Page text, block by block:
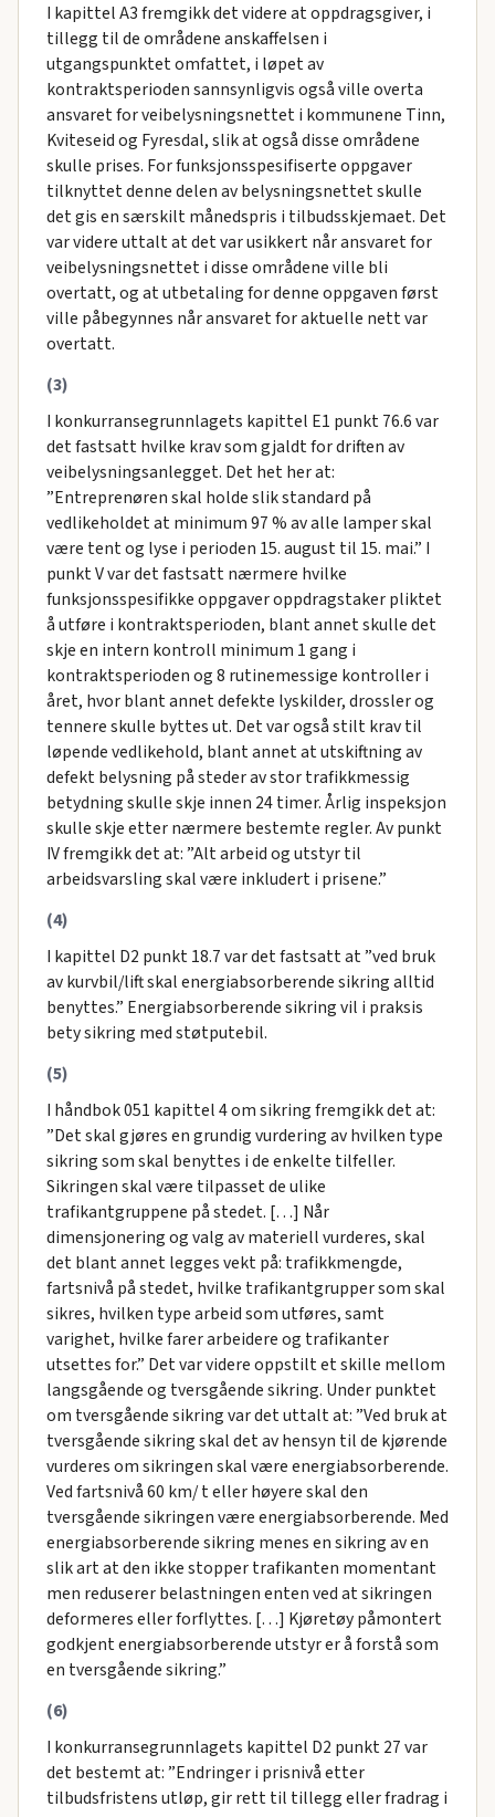
I kapittel A3 fremgikk det videre at oppdragsgiver, i
tillegg til de områdene anskaffelsen i
utgangspunktet omfattet, i løpet av
kontraktsperioden sannsynligvis også ville overta
ansvaret for veibelysningsnettet i kommunene Tinn,
Kviteseid og Fyresdal, slik at også disse områdene
skulle prises. For funksjonsspesifiserte oppgaver
tilknyttet denne delen av belysningsnettet skulle
det gis en særskilt månedspris i tilbudsskjemaet. Det
var videre uttalt at det var usikkert når ansvaret for
veibelysningsnettet i disse områdene ville bli
overtatt, og at utbetaling for denne oppgaven først
ville påbegynnes når ansvaret for aktuelle nett var
overtatt.
(3)
I konkurransegrunnlagets kapittel E1 punkt 76.6 var
det fastsatt hvilke krav som gjaldt for driften av
veibelysningsanlegget. Det het her at:
”Entreprenøren skal holde slik standard på
vedlikeholdet at minimum 97 % av alle lamper skal
være tent og lyse i perioden 15. august til 15. mai.” I
punkt V var det fastsatt nærmere hvilke
funksjonsspesifikke oppgaver oppdragstaker pliktet
å utføre i kontraktsperioden, blant annet skulle det
skje en intern kontroll minimum 1 gang i
kontraktsperioden og 8 rutinemessige kontroller i
året, hvor blant annet defekte lyskilder, drossler og
tennere skulle byttes ut. Det var også stilt krav til
løpende vedlikehold, blant annet at utskiftning av
defekt belysning på steder av stor trafikkmessig
betydning skulle skje innen 24 timer. Årlig inspeksjon
skulle skje etter nærmere bestemte regler. Av punkt
IV fremgikk det at: ”Alt arbeid og utstyr til
arbeidsvarsling skal være inkludert i prisene.”
(4)
I kapittel D2 punkt 18.7 var det fastsatt at ”ved bruk
av kurvbil/lift skal energiabsorberende sikring alltid
benyttes.” Energiabsorberende sikring vil i praksis
bety sikring med støtputebil.
(5)
I håndbok 051 kapittel 4 om sikring fremgikk det at:
”Det skal gjøres en grundig vurdering av hvilken type
sikring som skal benyttes i de enkelte tilfeller.
Sikringen skal være tilpasset de ulike
trafikantgruppene på stedet. […] Når
dimensjonering og valg av materiell vurderes, skal
det blant annet legges vekt på: trafikkmengde,
fartsnivå på stedet, hvilke trafikantgrupper som skal
sikres, hvilken type arbeid som utføres, samt
varighet, hvilke farer arbeidere og trafikanter
utsettes for.” Det var videre oppstilt et skille mellom
langsgående og tversgående sikring. Under punktet
om tversgående sikring var det uttalt at: ”Ved bruk at
tversgående sikring skal det av hensyn til de kjørende
vurderes om sikringen skal være energiabsorberende.
Ved fartsnivå 60 km/ t eller høyere skal den
tversgående sikringen være energiabsorberende. Med
energiabsorberende sikring menes en sikring av en
slik art at den ikke stopper trafikanten momentant
men reduserer belastningen enten ved at sikringen
deformeres eller forflyttes. […] Kjøretøy påmontert
godkjent energiabsorberende utstyr er å forstå som
en tversgående sikring.”
(6)
I konkurransegrunnlagets kapittel D2 punkt 27 var
det bestemt at: ”Endringer i prisnivå etter
tilbudsfristens utløp, gir rett til tillegg eller fradrag i